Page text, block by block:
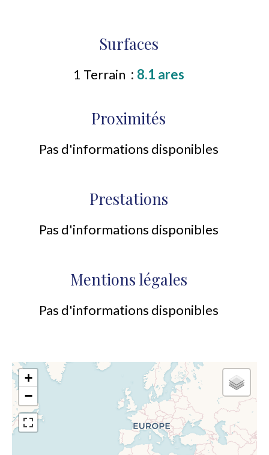
Surfaces
1 Terrain 8.1 ares
Proximités
Pas d'informations disponibles
Prestations
Pas d'informations disponibles
Mentions légales
Pas d'informations disponibles
+
−